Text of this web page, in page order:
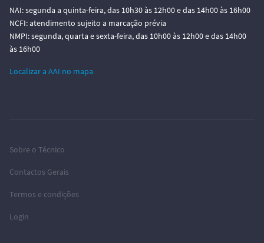
NAI: segunda a quinta-feira, das 10h30 às 12h00 e das 14h00 às 16h00
NCFI: atendimento sujeito a marcação prévia
NMPI: segunda, quarta e sexta-feira, das 10h00 às 12h00 e das 14h00
às 16h00
Localizar a AAI no mapa
Sobre o Técnico
Contactos Gerais
Termos e condições
Login